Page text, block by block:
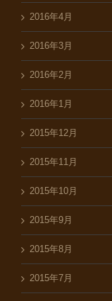
2016年4月
2016年3月
2016年2月
2016年1月
2015年12月
2015年11月
2015年10月
2015年9月
2015年8月
2015年7月